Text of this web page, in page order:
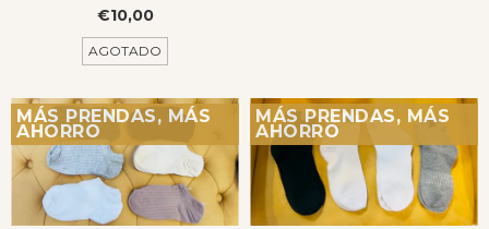
€10,00
AGOTADO
MÁS PRENDAS, MÁS
AHORRO
MÁS PRENDAS, MÁS
AHORRO